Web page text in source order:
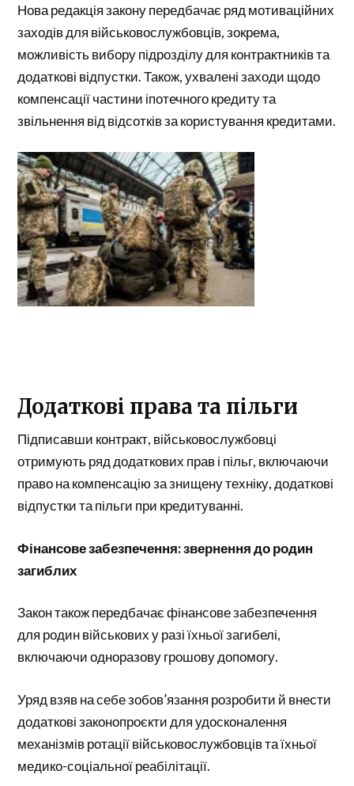
Нова редакція закону передбачає ряд мотиваційних
заходів для військовослужбовців, зокрема,
можливість вибору підрозділу для контрактників та
додаткові відпустки. Також, ухвалені заходи щодо
компенсації частини іпотечного кредиту та
звільнення від відсотків за користування кредитами.
Додаткові права та пільги
Підписавши контракт, військовослужбовці
отримують ряд додаткових прав і пільг, включаючи
право на компенсацію за знищену техніку, додаткові
відпустки та пільги при кредитуванні.
Фінансове забезпечення: звернення до родин
загиблих
Закон також передбачає фінансове забезпечення
для родин військових у разі їхньої загибелі,
включаючи одноразову грошову допомогу.
Уряд взяв на себе зобов’язання розробити й внести
додаткові законопроєкти для удосконалення
механізмів ротації військовослужбовців та їхньої
медико-соціальної реабілітації.